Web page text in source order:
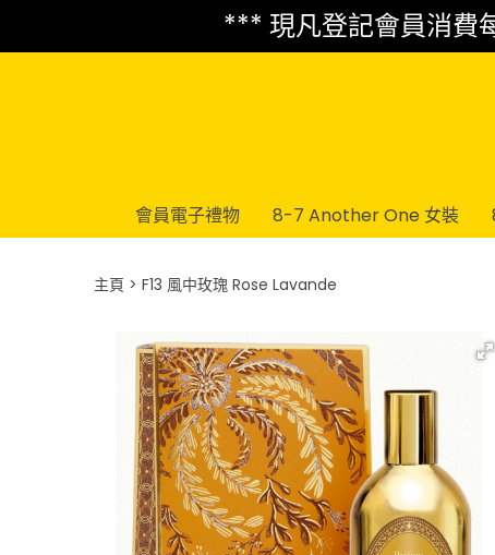
*** 現凡登記會員消費
會員電子禮物 8-7 Another One 女裝
主頁 F13 風中玫瑰 Rose Lavande